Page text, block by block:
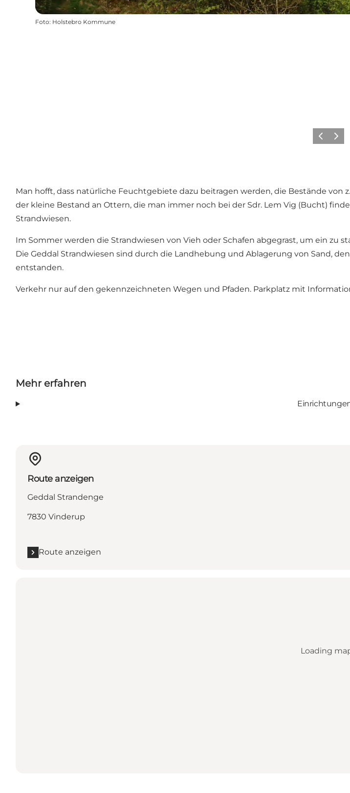
Foto: Holstebro Kommune
ZurückWeiter
Man hofft, dass natürliche Feuchtgebiete dazu beitragen werden, die Bestände von
der kleine Bestand an Ottern, die man immer noch bei der Sdr. Lem Vig (Bucht)
Strandwiesen.
Im Sommer werden die Strandwiesen von Vieh oder Schafen abgegrast, um ein zu
Die Geddal Strandwiesen sind durch die Landhebung und Ablagerung von Sand,
entstanden.
Verkehr nur auf den gekennzeichneten Wegen und Pfaden. Parkplatz mit
Mehr erfahren
Route anzeigen
Geddal Strandenge
7830 Vinderup
Route anzeigen
Loading